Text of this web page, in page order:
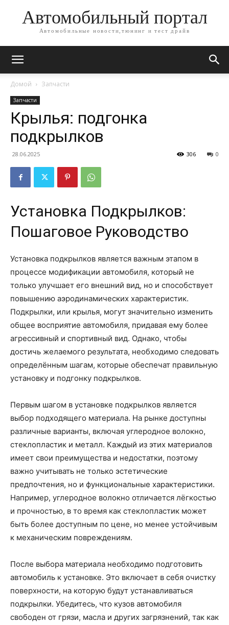
Автомобильный портал
Автомобильные новости,тюнинг и тест драйв
Домой Запчасти
Запчасти
Крылья: подгонка
подкрылков
28.06.2025 0
306
Установка Подкрылков:
Пошаговое Руководство
Установка подкрылков является важным этапом в
процессе модификации автомобиля, который не
только улучшает его внешний вид, но и способствует
повышению аэродинамических характеристик.
Подкрылки, или крылья, могут значительно изменить
общее восприятие автомобиля, придавая ему более
агрессивный и спортивный вид. Однако, чтобы
достичь желаемого результата, необходимо следовать
определённым шагам, которые обеспечат правильную
установку и подгонку подкрылков.
Первым шагом в установке подкрылков является
выбор подходящего материала. На рынке доступны
различные варианты, включая углеродное волокно,
стеклопластик и металл. Каждый из этих материалов
имеет свои преимущества и недостатки, поэтому
важно учитывать не только эстетические
предпочтения, но и функциональные характеристики.
Например, углеродное волокно отличается лёгкостью
и прочностью, в то время как стеклопластик может
быть более доступным по цене, но менее устойчивым
к механическим повреждениям.
После выбора материала необходимо подготовить
автомобиль к установке. Это включает в себя очистку
поверхности, на которую будут устанавливаться
подкрылки. Убедитесь, что кузов автомобиля
свободен от грязи, масла и других загрязнений, так как